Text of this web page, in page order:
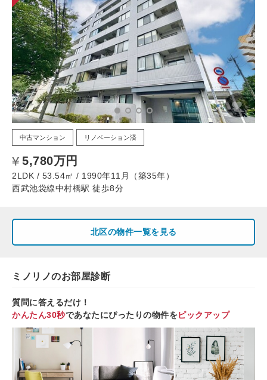
中古マンション リノベーション済
5,780万円
2LDK / 53.54㎡ / 1990年11月（築35年）
西武池袋線中村橋駅 徒歩8分
北区の物件一覧を見る
ミノリノのお部屋診断
質問に答えるだけ！
かんたん30秒であなたにぴったりの物件をピックアップ